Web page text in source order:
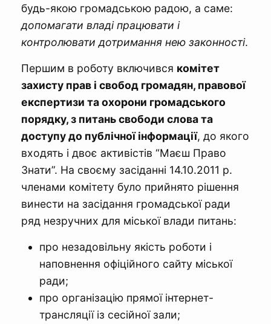
будь-якою громадською радою, а саме:
допомагати владі працювати і
контролювати дотримання нею законності.
Першим в роботу включився комітет
захисту прав і свобод громадян, правової
експертизи та охорони громадського
порядку, з питань свободи слова та
доступу до публічної інформації, до якого
входять і двоє активістів “Маєш Право
Знати”. На своєму засіданні 14.10.2011 р.
членами комітету було прийнято рішення
винести на засідання громадської ради
ряд незручних для міської влади питань:
про незадовільну якість роботи і
наповнення офіційного сайту міської
ради;
про організацію прямої інтернет-
трансляції із сесійної зали;